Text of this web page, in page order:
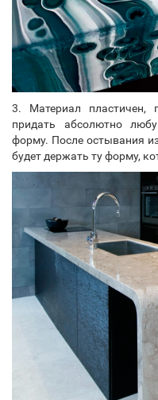
3. Материал
придать абсолютно
форму. После остывания
будет держать ту форму,